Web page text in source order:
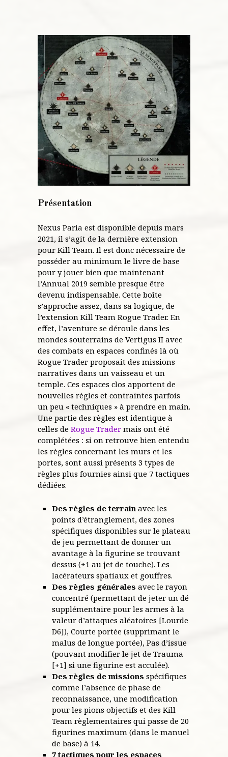
Présentation
Nexus Paria est disponible depuis mars
2021, il s’agit de la dernière extension
pour Kill Team. Il est donc nécessaire de
posséder au minimum le livre de base
pour y jouer bien que maintenant
l’Annual 2019 semble presque être
devenu indispensable. Cette boîte
s’approche assez, dans sa logique, de
l’extension Kill Team Rogue Trader. En
effet, l’aventure se déroule dans les
mondes souterrains de Vertigus II avec
des combats en espaces confinés là où
Rogue Trader proposait des missions
narratives dans un vaisseau et un
temple. Ces espaces clos apportent de
nouvelles règles et contraintes parfois
un peu « techniques » à prendre en main.
Une partie des règles est identique à
celles de Rogue Trader mais ont été
complétées : si on retrouve bien entendu
les règles concernant les murs et les
portes, sont aussi présents 3 types de
règles plus fournies ainsi que 7 tactiques
dédiées.
Des règles de terrain avec les
points d’étranglement, des zones
spécifiques disponibles sur le plateau
de jeu permettant de donner un
avantage à la figurine se trouvant
dessus (+1 au jet de touche). Les
lacérateurs spatiaux et gouffres.
Des règles générales avec le rayon
concentré (permettant de jeter un dé
supplémentaire pour les armes à la
valeur d’attaques aléatoires [Lourde
D6]), Courte portée (supprimant le
malus de longue portée), Pas d’issue
(pouvant modifier le jet de Trauma
[+1] si une figurine est acculée).
Des règles de missions spécifiques
comme l’absence de phase de
reconnaissance, une modification
pour les pions objectifs et des Kill
Team règlementaires qui passe de 20
figurines maximum (dans le manuel
de base) à 14.
7 tactiques pour les espaces